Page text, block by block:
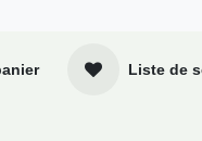
Liste de